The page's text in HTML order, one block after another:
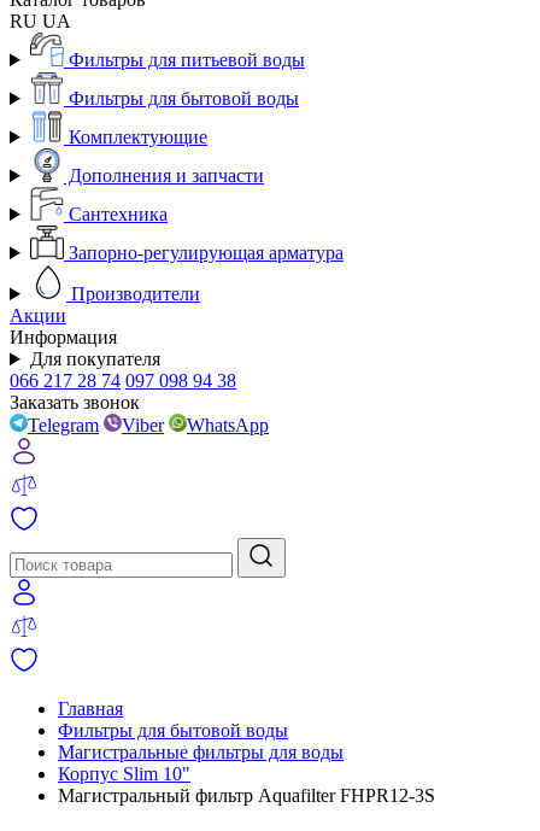
RU UA
Фильтры для питьевой воды
Фильтры для бытовой воды
Комплектующие
Дополнения и запчасти
Сантехника
Запорно-регулирующая арматура
Производители
Акции
Информация
Для покупателя
066 217 28 74 097 098 94 38
Заказать звонок
Telegram
Viber WhatsApp
Главная
Фильтры для бытовой воды
Магистральные фильтры для воды
Корпус Slim 10"
Магистральный фильтр Aquafilter FHPR12-3S